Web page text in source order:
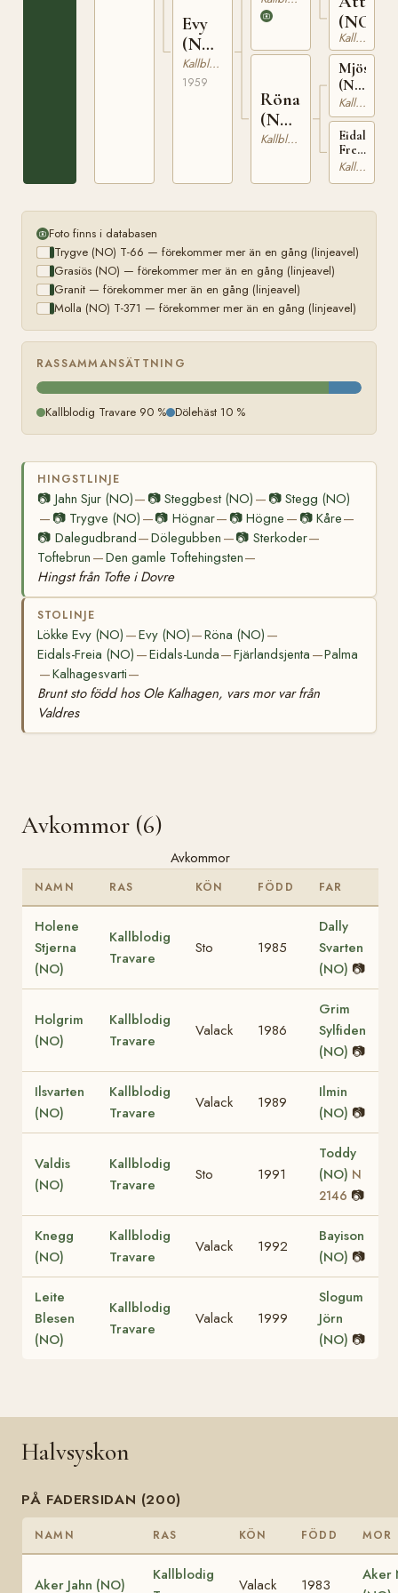
Evy
(NO)
T-
22478
Kallblodig Travare
1959
Röna
(NO)
T- Kallblodig Travare
(NO)
Kallblodig Travare
Mjösvinn
(NO)
T-
171
Kallblodig Travare
Eidals-
Freia
(NO)Kallblodig Travare
Foto finns i databasen
Trygve (NO) T-66 — förekommer mer än en gång (linjeavel)
Grasiös (NO) — förekommer mer än en gång (linjeavel)
Granit — förekommer mer än en gång (linjeavel)
Molla (NO) T-371 — förekommer mer än en gång (linjeavel)
RASSAMMANSÄTTNING
Kallblodig Travare 90 % Dölehäst 10 %
HINGSTLINJE
📷 Jahn Sjur (NO)— 📷Steggbest (NO) — 📷 Stegg (NO)
— 📷 Trygve (NO) —📷 Högnar— 📷Högne — 📷 Kåre—
📷 Dalegudbrand—Dölegubben —📷 Sterkoder—
Toftebrun —Den gamle Toftehingsten—
Hingst från Tofte i Dovre
STOLINJE
Lökke Evy (NO) —Evy (NO)—Röna (NO) —
Eidals-Freia (NO) —Eidals-Lunda—Fjärlandsjenta —Palma
—Kalhagesvarti—
Brunt sto född hos Ole Kalhagen, vars mor var från
Valdres
Avkommor (6)
Avkommor
NAMN RAS KÖN FÖDD FAR
Holene
Stjerna
(NO)
Kallblodig
Travare
Sto 1985
Dally
Svarten
(NO) 📷
Holgrim
(NO)
Kallblodig
Travare
Valack 1986
Grim
Sylfiden
(NO) 📷
Ilsvarten
(NO)
Kallblodig
Travare
Valack 1989
Ilmin
(NO) 📷
Valdis
(NO)
Kallblodig
Travare
Sto 1991
Toddy
(NO) N
2146 📷
Knegg
(NO)
Kallblodig
Travare
Valack 1992
Bayison
(NO) 📷
Leite
Blesen
(NO)
Kallblodig
Travare
Valack 1999
Slogum
Jörn
(NO) 📷
Halvsyskon
PÅ FADERSIDAN (200)
NAMN RAS KÖN FÖDD MOR
Aker Jahn (NO)
Kallblodig
Valack 1983
Aker